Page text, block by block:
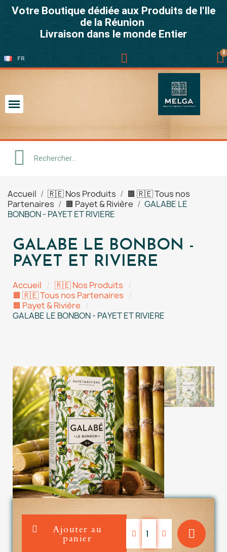
Votre Boutique dédiée aux Produits de l'Ile
de la Réunion
Livraison dans le monde Entier
FR
Accueil 🇷🇪 Nos Produits
🟧 🇷🇪 Tous nos
Partenaires
🟧 Payet & Rivière
GALABE LE
BONBON - PAYET ET RIVIERE
GALABE LE BONBON -
PAYET ET RIVIERE
Accueil
🇷🇪 Nos Produits
🟧 🇷🇪 Tous nos Partenaires
🟧 Payet & Rivière
GALABE LE BONBON - PAYET ET RIVIERE
Ajouter au
panier